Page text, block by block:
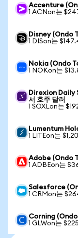
Accenture
1 ACNon는
Disney (Ondo
1 DISon는
Nokia (Ondo
1 NOKon는
Direxion Daily
서 호주 달러
1 SOXLon는
Lumentum
1 LITEon는
Adobe (Ondo
1 ADBEon는
Salesforce
1 CRMon는
Corning (Ondo
1 GLWon는